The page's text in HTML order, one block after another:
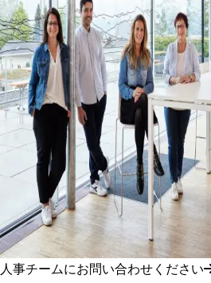
人事チームにお問い合わせください